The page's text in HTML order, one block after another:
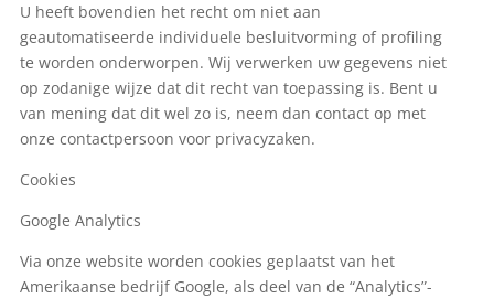
U heeft bovendien het recht om niet aan
geautomatiseerde individuele besluitvorming of profiling
te worden onderworpen. Wij verwerken uw gegevens niet
op zodanige wijze dat dit recht van toepassing is. Bent u
van mening dat dit wel zo is, neem dan contact op met
onze contactpersoon voor privacyzaken.
Cookies
Google Analytics
Via onze website worden cookies geplaatst van het
Amerikaanse bedrijf Google, als deel van de “Analytics”-